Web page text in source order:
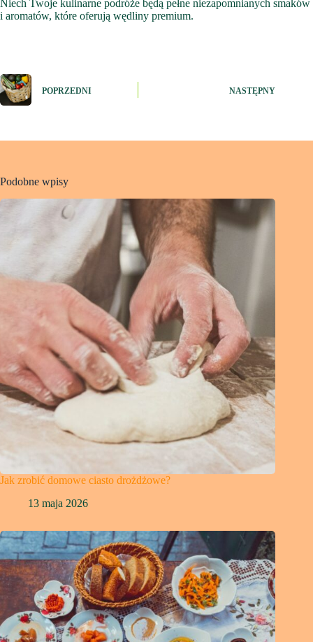
Niech Twoje kulinarne podróże będą pełne niezapomnianych smaków
i aromatów, które oferują wędliny premium.
POPRZEDNI NASTĘPNY
Podobne wpisy
Jak zrobić domowe ciasto drożdżowe?
13 maja 2026